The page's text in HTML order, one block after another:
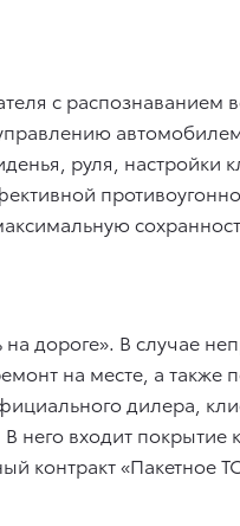
с распознаванием
руля, настройки
В случае
на месте, а
дилера,
него входит
контракт «Пакетное